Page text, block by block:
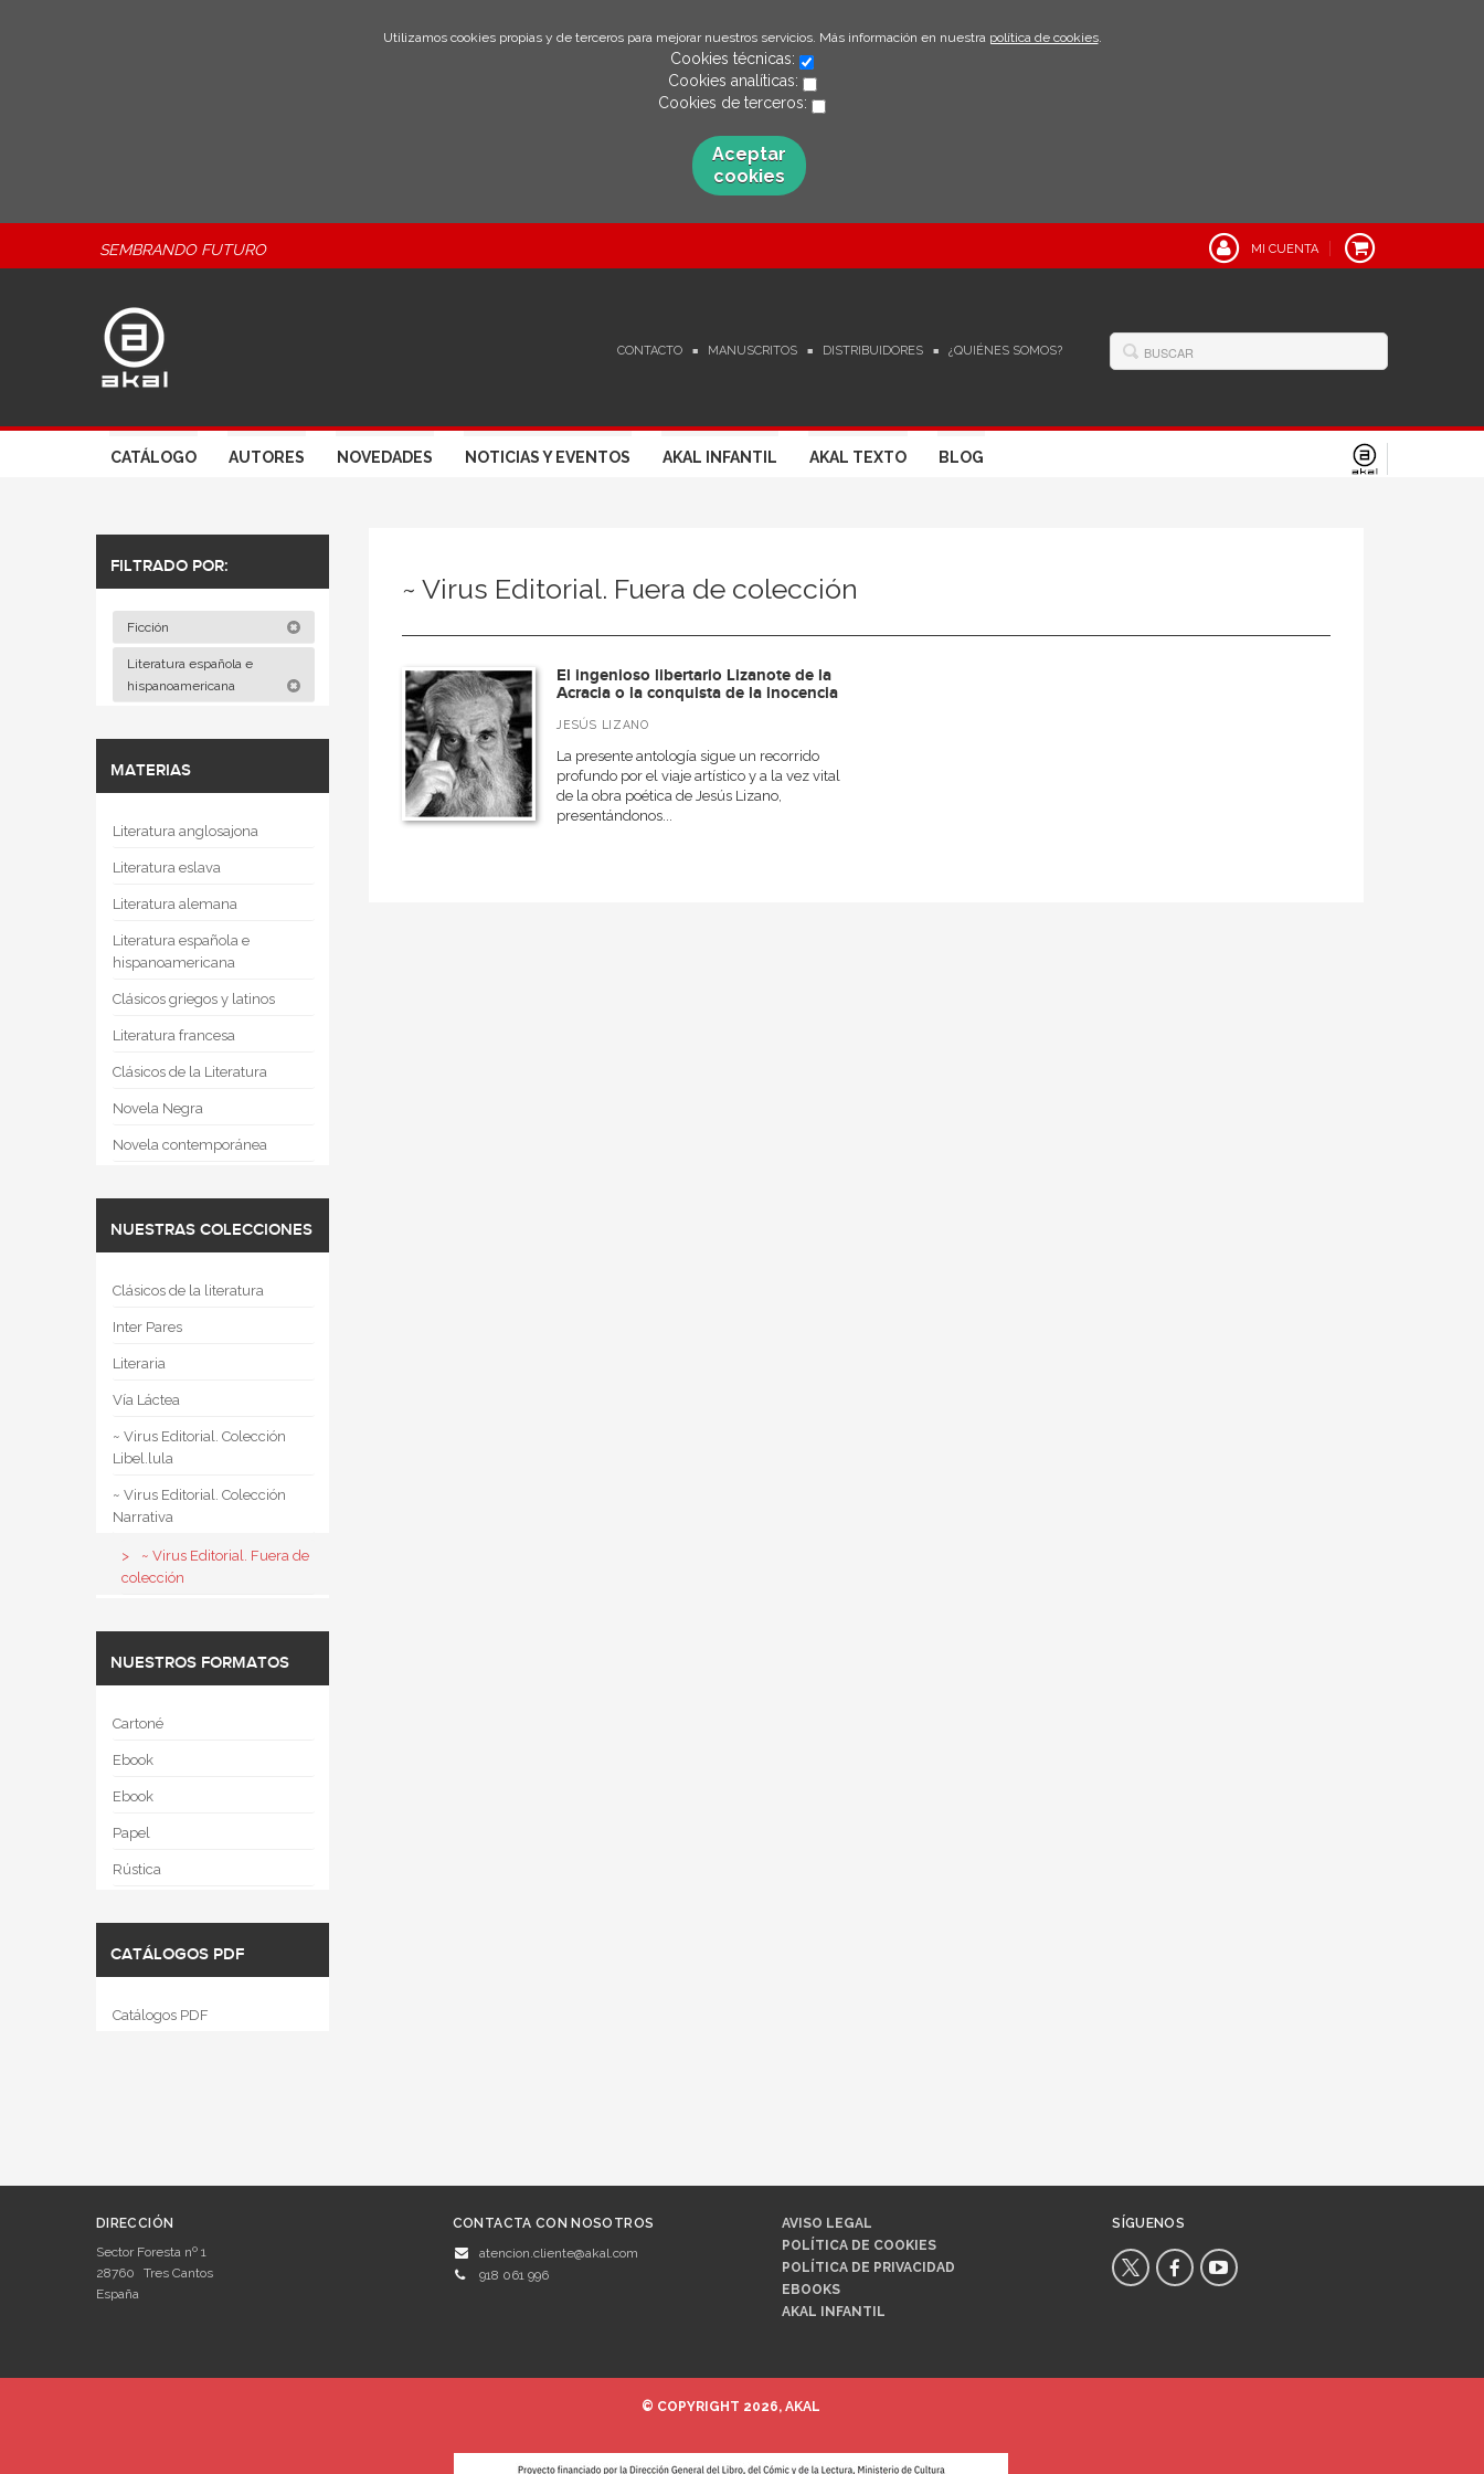
Utilizamos cookies propias y de terceros para mejorar nuestros servicios. Más información en nuestra política de cookies.
Cookies técnicas:
Cookies analíticas:
Cookies de terceros:
Aceptar
cookies
SEMBRANDO FUTURO MI CUENTA
CONTACTO MANUSCRITOS DISTRIBUIDORES ¿QUIÉNES SOMOS?
CATÁLOGO AUTORES NOVEDADES NOTICIAS Y EVENTOS AKAL INFANTIL AKAL TEXTO BLOG
FILTRADO POR:
Ficción
Literatura española e
hispanoamericana
MATERIAS
Literatura anglosajona
Literatura eslava
Literatura alemana
Literatura española e
hispanoamericana
Clásicos griegos y latinos
Literatura francesa
Clásicos de la Literatura
Novela Negra
Novela contemporánea
NUESTRAS COLECCIONES
Clásicos de la literatura
Inter Pares
Literaria
Vía Láctea
~ Virus Editorial. Colección
Libel.lula
~ Virus Editorial. Colección
Narrativa
~ Virus Editorial. Fuera de
colección
NUESTROS FORMATOS
Cartoné
Ebook
Ebook
Papel
Rústica
CATÁLOGOS PDF
Catálogos PDF
~ Virus Editorial. Fuera de colección
El ingenioso libertario Lizanote de la
Acracia o la conquista de la inocencia
JESÚS LIZANO
La presente antología sigue un recorrido
profundo por el viaje artístico y a la vez vital
de la obra poética de Jesús Lizano,
presentándonos...
DIRECCIÓN
Sector Foresta nº 1
28760
Tres Cantos
España
CONTACTA CON NOSOTROS
atencion.cliente@akal.com
918 061 996
AVISO LEGAL
POLÍTICA DE COOKIES
POLÍTICA DE PRIVACIDAD
EBOOKS
AKAL INFANTIL
SÍGUENOS
© COPYRIGHT 2026, AKAL